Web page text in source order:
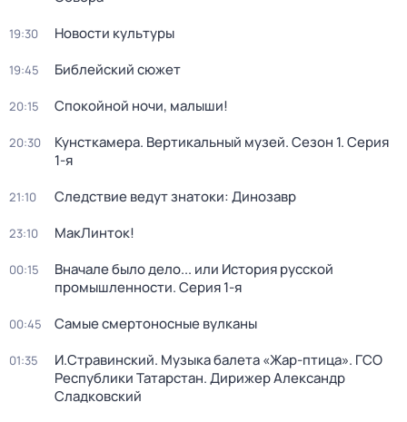
19:30 Новости культуры
19:45 Библейский сюжет
20:15 Спокойной ночи, малыши!
20:30 Кунсткамера. Вертикальный музей. Сезон 1. Серия
1-я
21:10 Следствие ведут знатоки: Динозавр
23:10 МакЛинток!
00:15
Вначале было дело... или История русской
промышленности. Серия 1-я
00:45 Самые смертоносные вулканы
01:35
И.Стравинский. Музыка балета «Жар-птица». ГСО
Республики Татарстан. Дирижер Александр
Сладковский